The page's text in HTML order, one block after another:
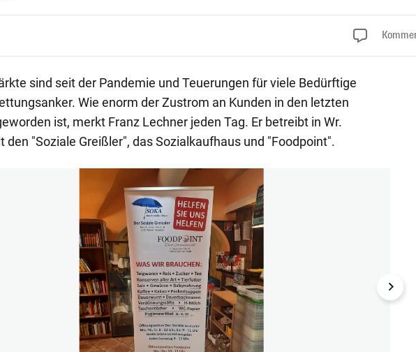
sind seit der Pandemie und Teuerungen für viele Bedürftige
Wie enorm der Zustrom an Kunden in den letzten
ist, merkt Franz Lechner jeden Tag. Er betreibt in Wr.
den "Soziale Greißler", das Sozialkaufhaus und "Foodpoint".